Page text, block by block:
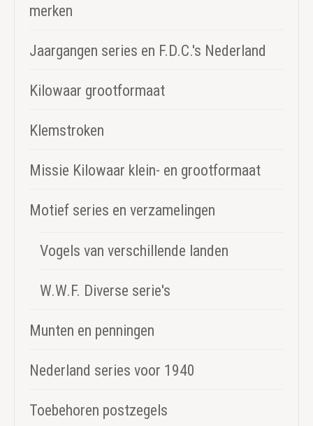
merken
Jaargangen series en F.D.C.'s Nederland
Kilowaar grootformaat
Klemstroken
Missie Kilowaar klein- en grootformaat
Motief series en verzamelingen
Vogels van verschillende landen
W.W.F. Diverse serie's
Munten en penningen
Nederland series voor 1940
Toebehoren postzegels